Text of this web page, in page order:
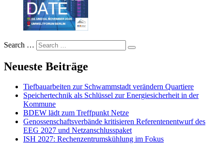
Search …
Neueste Beiträge
Tiefbauarbeiten zur Schwammstadt verändern Quartiere
Speichertechnik als Schlüssel zur Energiesicherheit in der
Kommune
BDEW lädt zum Treffpunkt Netze
Genossenschaftsverbände kritisieren Referentenentwurf des
EEG 2027 und Netzanschlusspaket
ISH 2027: Rechenzentrumskühlung im Fokus